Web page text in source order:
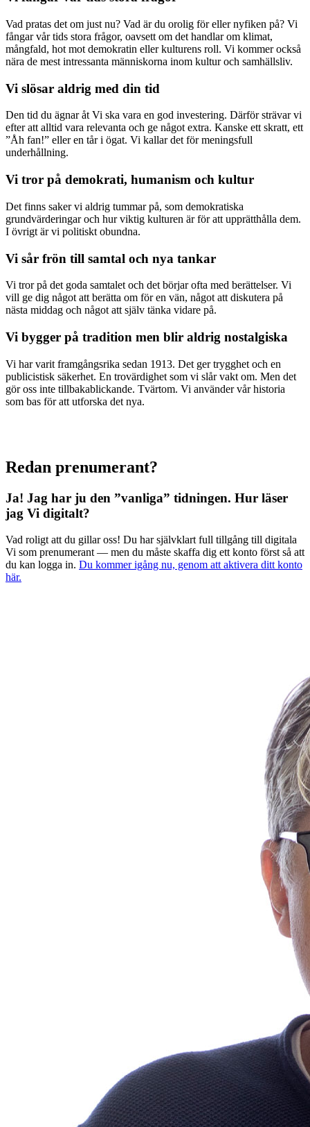
Vad pratas det om just nu? Vad är du orolig för eller nyfiken på? Vi
fångar vår tids stora frågor, oavsett om det handlar om klimat,
mångfald, hot mot demokratin eller kulturens roll. Vi kommer också
nära de mest intressanta människorna inom kultur och samhällsliv.
Vi slösar aldrig med din tid
Den tid du ägnar åt Vi ska vara en god investering. Därför strävar vi
efter att alltid vara relevanta och ge något extra. Kanske ett skratt, ett
”Åh fan!” eller en tår i ögat. Vi kallar det för meningsfull
underhållning.
Vi tror på demokrati, humanism och kultur
Det finns saker vi aldrig tummar på, som demokratiska
grundvärderingar och hur viktig kulturen är för att upprätthålla dem.
I övrigt är vi politiskt obundna.
Vi sår frön till samtal och nya tankar
Vi tror på det goda samtalet och det börjar ofta med berättelser. Vi
vill ge dig något att berätta om för en vän, något att diskutera på
nästa middag och något att själv tänka vidare på.
Vi bygger på tradition men blir aldrig nostalgiska
Vi har varit framgångsrika sedan 1913. Det ger trygghet och en
publicistisk säkerhet. En trovärdighet som vi slår vakt om. Men det
gör oss inte tillbakablickande. Tvärtom. Vi använder vår historia
som bas för att utforska det nya.
Redan prenumerant?
Ja! Jag har ju den ”vanliga” tidningen. Hur läser
jag Vi digitalt?
Vad roligt att du gillar oss! Du har självklart full tillgång till digitala
Vi som prenumerant — men du måste skaffa dig ett konto först så att
du kan logga in. Du kommer igång nu, genom att aktivera ditt konto
här.